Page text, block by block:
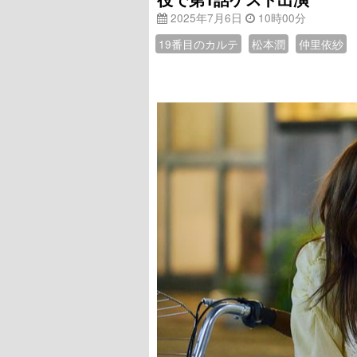
2025年7月6日
10時00分
19番目のカルテ
松本潤 仲里依紗